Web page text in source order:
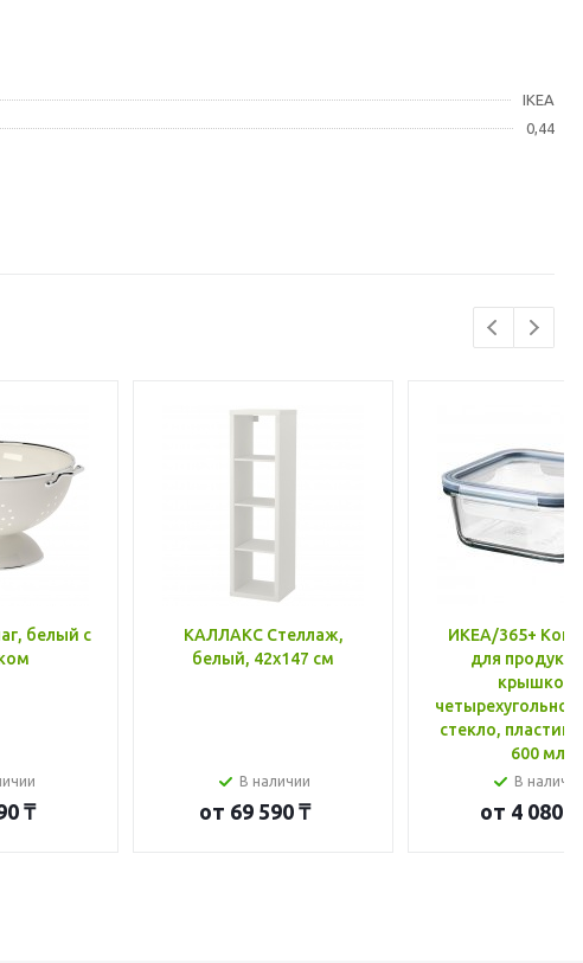
IKEA
0,44
белый с
₸
КАЛЛАКС Стеллаж,
белый, 42x147 см
В наличии
от 69 590 ₸
ИКЕА/365+
для
крышкой,
стекло, пластик
600 мл
В
от 4 080 ₸